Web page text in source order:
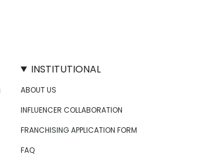
INSTITUTIONAL
ABOUT US
INFLUENCER COLLABORATION
FRANCHISING APPLICATION FORM
FAQ